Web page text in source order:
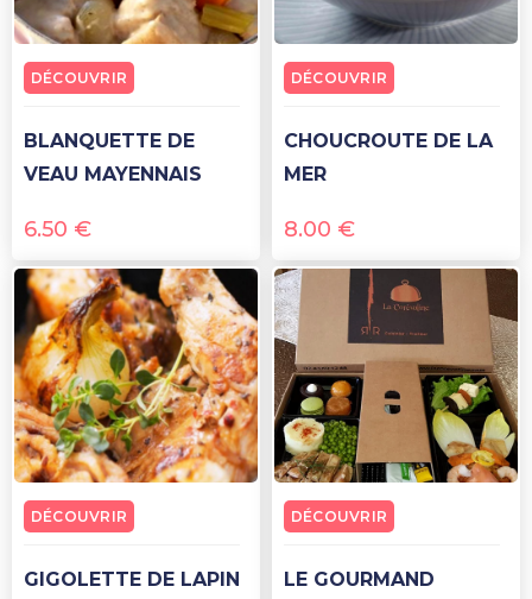
BLANQUETTE DE
VEAU MAYENNAIS
6.50 €
DÉCOUVRIR
CHOUCROUTE DE LA
MER
8.00 €
DÉCOUVRIR
GIGOLETTE DE LAPIN
DÉCOUVRIR
LE GOURMAND
DÉCOUVRIR